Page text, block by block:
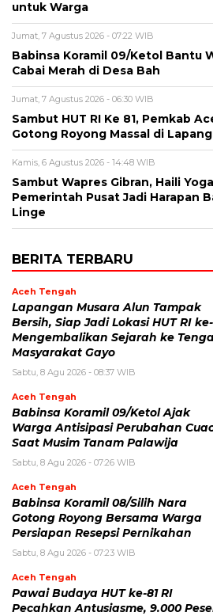
untuk Warga
Jumat, 7 Agustus 2026 - 07:22 WIB
‎Babinsa Koramil 09/Ketol Bantu
Cabai Merah di Desa Bah
Jumat, 7 Agustus 2026 - 06:30 WIB
Sambut HUT RI Ke 81, Pemkab
Gotong Royong Massal di
Kamis, 6 Agustus 2026 - 14:48 WIB
‎Sambut Wapres Gibran, Haili
Pemerintah Pusat Jadi Harapan
Linge
BERITA TERBARU
Aceh Tengah
Lapangan Musara Alun Tampak
Bersih, Siap Jadi Lokasi HUT RI ke-
Mengembalikan Sejarah ke
Masyarakat Gayo
Sabtu, 8 Agu 2026 - 08:37 WIB
Aceh Tengah
‎Babinsa Koramil 09/Ketol Ajak
Warga Antisipasi Perubahan
Saat Musim Tanam Palawija
Sabtu, 8 Agu 2026 - 07:26 WIB
Aceh Tengah
‎Babinsa Koramil 08/Silih Nara
Gotong Royong Bersama Warga
Persiapan Resepsi Pernikahan
Sabtu, 8 Agu 2026 - 07:23 WIB
Aceh Tengah
Pawai Budaya HUT ke-81 RI
Pecahkan Antusiasme, 9.000